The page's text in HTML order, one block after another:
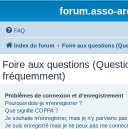
forum.asso-
FAQ
Index du forum Foire aux questions
Foire aux questions
fréquemment)
Problèmes de connexion et d’enregistrement
Pourquoi dois-je m’enregistrer ?
Que signifie COPPA ?
Je souhaite m’enregistrer, mais je n’y parviens pas
Je suis enregistré mais je ne peux pas me